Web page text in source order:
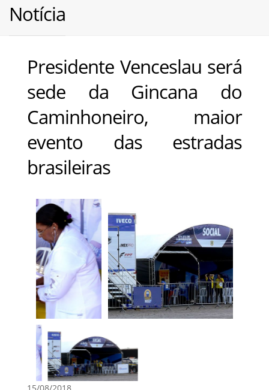
Notícia
Presidente Venceslau será
sede da Gincana do
Caminhoneiro, maior
evento das estradas
brasileiras